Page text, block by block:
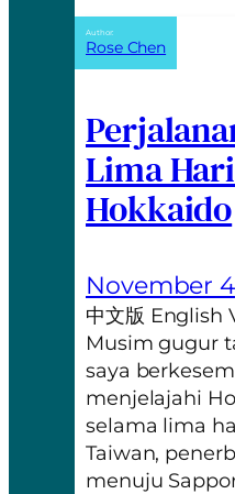
Author:
Rose Chen
Lima
Hokkaido
November
中文版 English
Musim gugur
saya
menjelajahi
selama lima
Taiwan,
menuju